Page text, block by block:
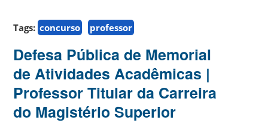
Tags: concurso professor
Defesa Pública de Memorial
de Atividades Acadêmicas |
Professor Titular da Carreira
do Magistério Superior